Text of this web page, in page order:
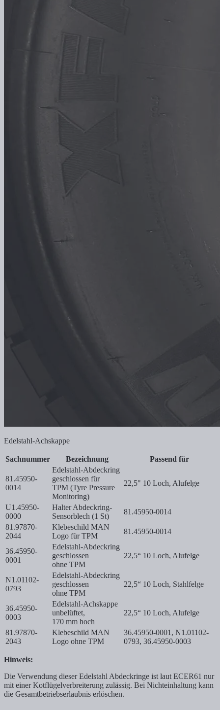
Edelstahl-Achskappe
Sachnummer Bezeichnung Passend für
81.45950-
0014
Edelstahl-Abdeckring
geschlossen für
TPM (Tyre Pressure
Monitoring)
22,5" 10 Loch, Alufelge
U1.45950-
0000
Halter Abdeckring-
Sensorblech (1 St)
81.45950-0014
81.97870-
2044
Klebeschild MAN
Logo für TPM
81.45950-0014
36.45950-
0001
Edelstahl-Abdeckring
geschlossen
ohne TPM
22,5“ 10 Loch, Alufelge
N1.01102-
0793
Edelstahl-Abdeckring
geschlossen
ohne TPM
22,5“ 10 Loch, Stahlfelge
36.45950-
0003
Edelstahl-Achskappe
unbelüftet,
170 mm hoch
22,5“ 10 Loch, Alufelge
81.97870-
2043
Klebeschild MAN
Logo ohne TPM
36.45950-0001, N1.01102-
0793, 36.45950-0003
Hinweis:
Die Verwendung dieser Edelstahl Abdeckringe ist laut ECER61 nur
mit einer Kotflügelverbreiterung zulässig. Bei Nichteinhaltung kann
die Gesamtbetriebserlaubnis erlöschen.